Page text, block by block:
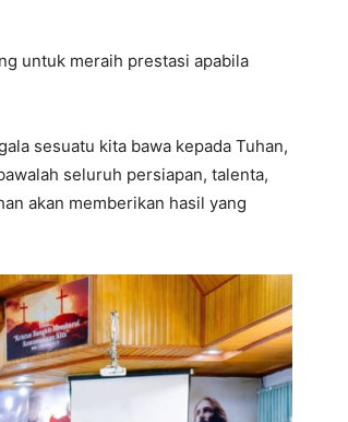
untuk meraih prestasi apabila
sesuatu kita bawa kepada Tuhan,
seluruh persiapan, talenta,
akan memberikan hasil yang